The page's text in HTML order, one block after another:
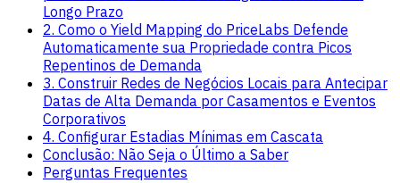
Longo Prazo
2. Como o Yield Mapping do PriceLabs Defende
Automaticamente sua Propriedade contra Picos
Repentinos de Demanda
3. Construir Redes de Negócios Locais para Antecipar
Datas de Alta Demanda por Casamentos e Eventos
Corporativos
4. Configurar Estadias Mínimas em Cascata
Conclusão: Não Seja o Último a Saber
Perguntas Frequentes